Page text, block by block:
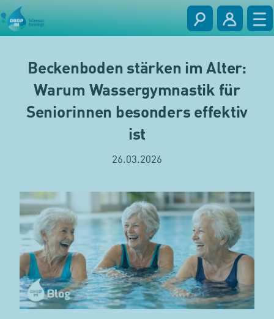
Beckenboden stärken im Alter:
Warum Wassergymnastik für
Seniorinnen besonders effektiv
ist
26.03.2026